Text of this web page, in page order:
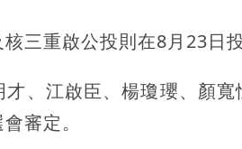
三重啟公投則在8月23日投
、江啟臣、楊瓊瓔、顏
審定。